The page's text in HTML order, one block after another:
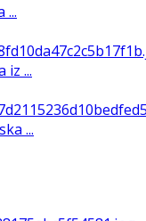
...
iz ...
...